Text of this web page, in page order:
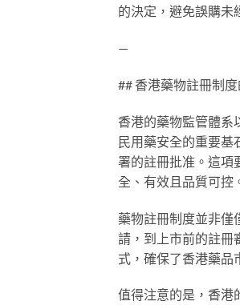
的決定，避免誤購未
—
## 香港藥物註冊制
香港的藥物監管體系
民用藥安全的重要基
署的註冊批准。這項
全、有效且品質可控
藥物註冊制度並非僅
請，到上市前的註冊
式，確保了香港藥品
值得注意的是，香港